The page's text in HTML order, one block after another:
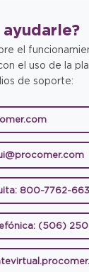
ayudarle?
el
el uso de la
de soporte:
800-7762-
(506)